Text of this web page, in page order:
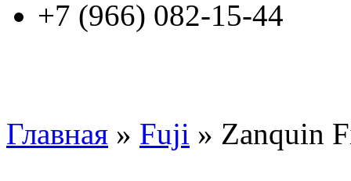
+7 (966) 082-15-44
Главная » Fuji » Zanquin